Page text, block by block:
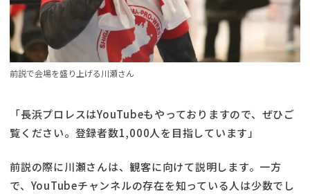
前説で会場を盛り上げる川瀬さん
「長浜プロレスはYouTubeもやっておりますので、ぜひご
覧ください。登録者数1,000人を目指しています」
前説の際に川瀬さんは、観客に向けて説明します。一方
で、YouTubeチャンネルの存在を知っている人は少数でし